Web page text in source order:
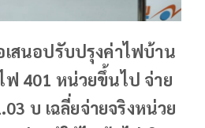
สนอปรับปรุงค่าไฟบ้าน
ฟ 401 หน่วยขึ้นไป จ่าย
บ เฉลี่ยจ่ายจริงหน่วย